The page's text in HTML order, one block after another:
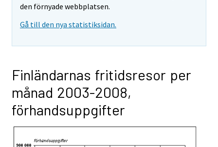
den förnyade webbplatsen.
Gå till den nya statistiksidan.
Finländarnas fritidsresor per
månad 2003-2008,
förhandsuppgifter